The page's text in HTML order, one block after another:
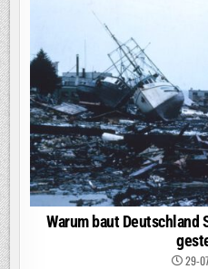
Warum baut Deutschland
29-